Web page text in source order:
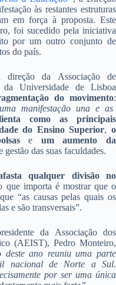
às restantes estruturas
em força à proposta. Este
foi sucedido pela iniciativa
por um outro conjunto de
do país.
da Associação de
Universidade de Lisboa
do movimento:
manifestação una e as
como as principais
do Ensino Superior, o
e um aumento da
gestão das suas faculdades.
qualquer divisão no
que importa é mostrar que o
“as causas pelas quais os
e são transversais”.
da Associação dos
(AEIST), Pedro Monteiro,
deste ano reuniu uma parte
nacional de Norte a Sul.
por ser uma única